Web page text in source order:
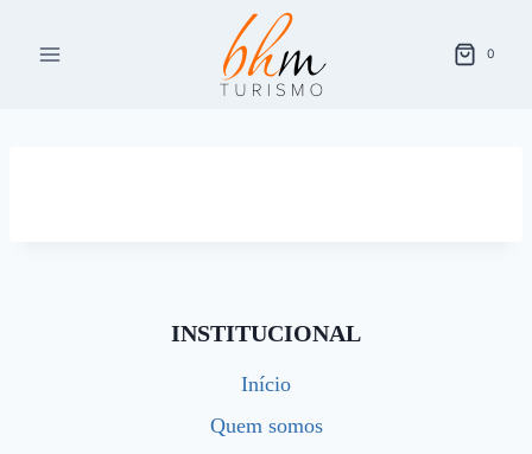
para
0
INSTITUCIONAL
Início
Quem somos